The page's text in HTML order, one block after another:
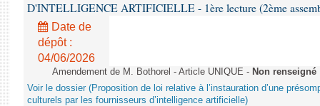
D'INTELLIGENCE ARTIFICIELLE - 1ère lecture (2ème
Date de
dépôt :
04/06/2026
Amendement de M. Bothorel - Article UNIQUE - Non renseigné
Voir le dossier (Proposition de loi relative à l’instauration d’une
culturels par les fournisseurs d’intelligence artificielle)